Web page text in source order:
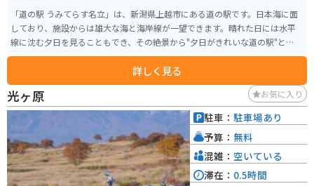
「道の駅 うみてらす名立」は、新潟県上越市にある道の駅です。日本海に面
しており、施設からは雄大な海と海岸線が一望できます。晴れた日には水平
線に沈む夕日を見ることもでき、その絶景から"夕日がきれいな道の駅"として
人気を集めています。 施設内には、地元の新鮮な魚介類を販売する市場や、
地元食材を使った料理を提供するレストランがあります。特に、日本海の荒
波にもまれた新鮮な魚介類は絶品で、お土産としても人気です。また、施設
内には展望温泉施設もあり、海を眺めながらゆったりと温泉を楽しむことが
できます。 バイクで訪れる場合、道の駅には広い駐車場が完備されているの
で安心です。周辺には、海岸線沿いを走るシーサイドラインなど、景色を楽し
むことができるツーリングコースも充実しています。道の駅 うみてらす名立
は、日本海の雄大な自然と新鮮な海の幸を満喫できるスポットです。
詳しく見る
光ヶ原 お気に入り
駐車： 駐車場あり
予算： 無料
混雑： 空いている
滞在： 0.5時間